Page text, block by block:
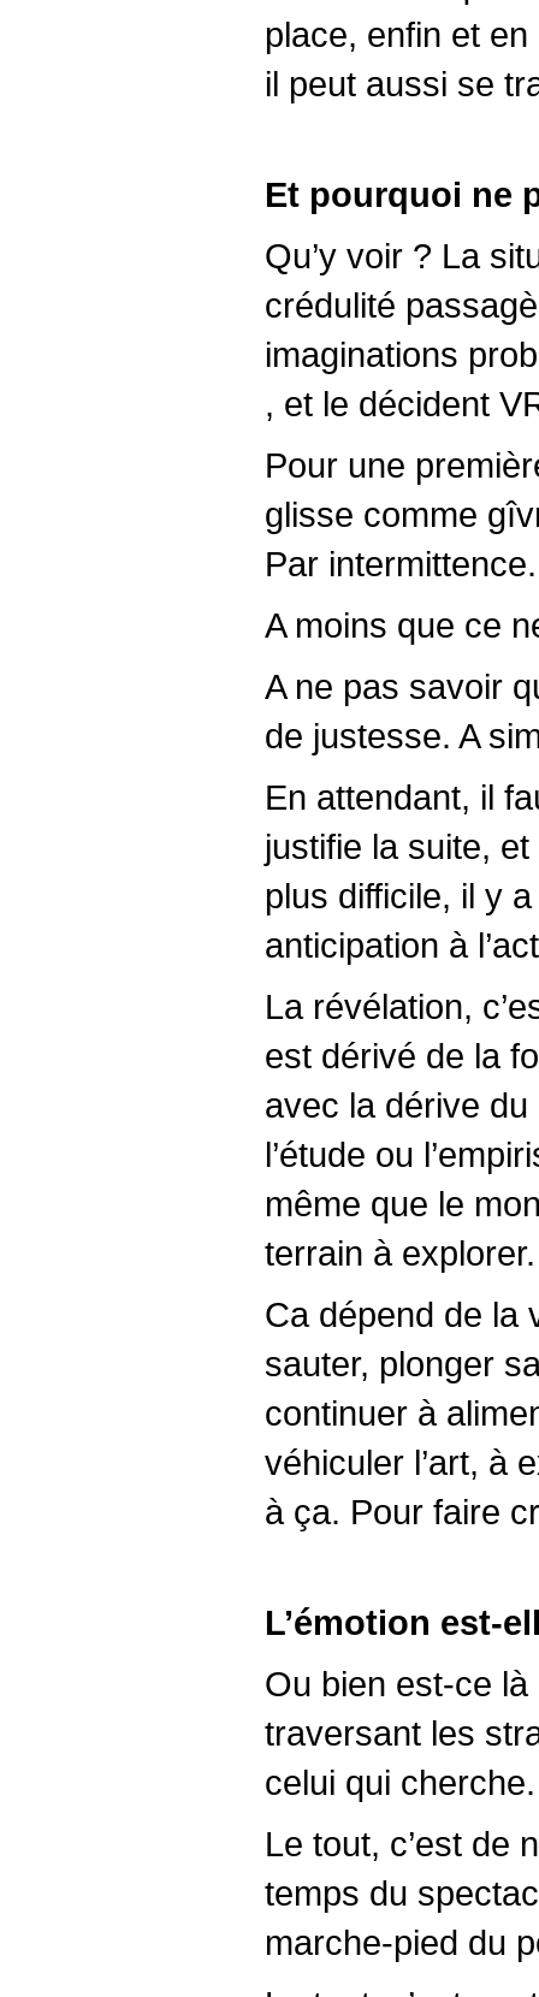
place, enfin et en
il peut aussi se
Et pourquoi ne
Qu’y voir ? La
crédulité
imaginations
, et le décident
Pour une
glisse comme
Par
A moins que ce
A ne pas savoir
de justesse. A
En attendant, il
justifie la suite,
plus difficile, il y
anticipation à
La révélation,
est dérivé de la
avec la dérive
l’étude ou
même que le
terrain à
Ca dépend de la
sauter, plonger
continuer à
véhiculer l’art, à
à ça. Pour faire
L’émotion est-
Ou bien est-ce
traversant les
celui qui cherche.
Le tout, c’est de
temps du
marche-pied du